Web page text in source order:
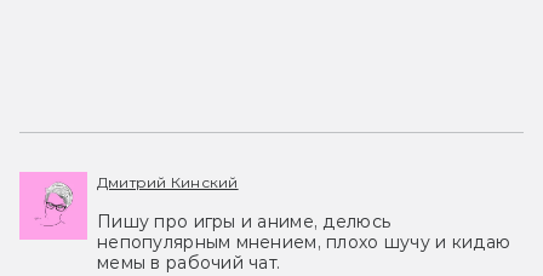
Дмитрий Кинский
Пишу про игры и аниме, делюсь
непопулярным мнением, плохо шучу и кидаю
мемы в рабочий чат.